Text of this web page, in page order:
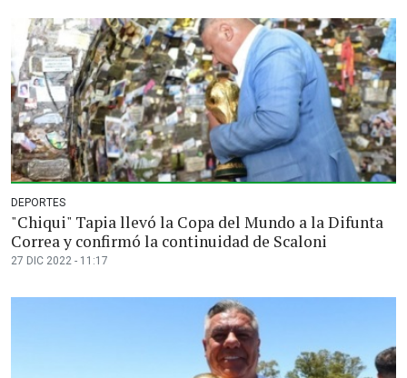
DEPORTES
"Chiqui" Tapia llevó la Copa del Mundo a la Difunta
Correa y confirmó la continuidad de Scaloni
27 DIC 2022 - 11:17